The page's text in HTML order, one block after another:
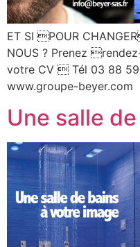
ET SI POUR
NOUS ? Prenez
votre CV  Tél 03 88
www.groupe-beyer.com
Une salle